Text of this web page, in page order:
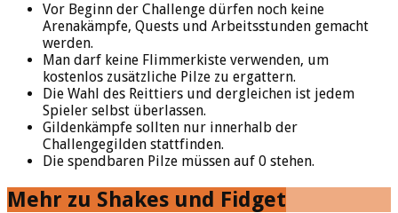
Vor Beginn der Challenge dürfen noch keine
Arenakämpfe, Quests und Arbeitsstunden gemacht
werden.
Man darf keine Flimmerkiste verwenden, um
kostenlos zusätzliche Pilze zu ergattern.
Die Wahl des Reittiers und dergleichen ist jedem
Spieler selbst überlassen.
Gildenkämpfe sollten nur innerhalb der
Challengegilden stattfinden.
Die spendbaren Pilze müssen auf 0 stehen.
Mehr zu Shakes und Fidget